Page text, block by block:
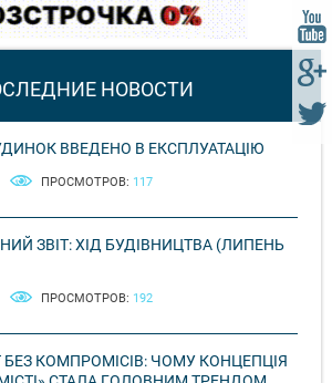
НОВОСТИ
ВВЕДЕНО В ЕКСПЛУАТАЦІЮ
ПРОСМОТРОВ: 117
ЗВІТ: ХІД БУДІВНИЦТВА (ЛИПЕНЬ
ПРОСМОТРОВ: 192
КОМПРОМІСІВ: ЧОМУ КОНЦЕПЦІЯ